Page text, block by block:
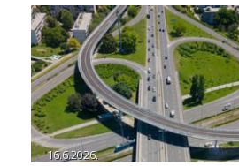
16.6.2026.